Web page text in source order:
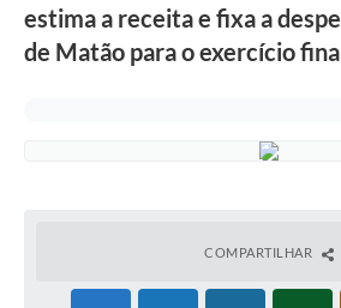
estima a receita e fixa a
de Matão para o exercício
COMPARTILHAR